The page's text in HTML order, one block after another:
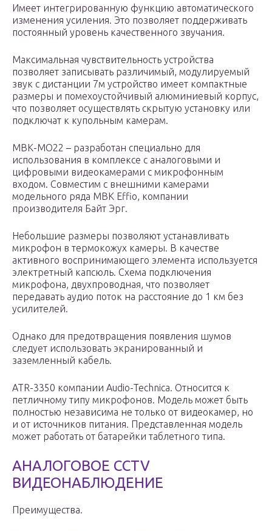
Имеет интегрированную функцию автоматического
изменения усиления. Это позволяет поддерживать
постоянный уровень качественного звучания.
Максимальная чувствительность устройства
позволяет записывать различимый, модулируемый
звук с дистанции 7м устройство имеет компактные
размеры и помехоустойчивый алюминиевый корпус,
что позволяет осуществлять скрытую установку или
подключат к купольным камерам.
МВК-МО22 – разработан специально для
использования в комплексе с аналоговыми и
цифровыми видеокамерами с микрофонным
входом. Совместим с внешними камерами
модельного ряда МВК Effio, компании
производителя Байт Эрг.
Небольшие размеры позволяют устанавливать
микрофон в термокожух камеры. В качестве
активного воспринимающего элемента используется
электретный капсюль. Схема подключения
микрофона, двухпроводная, что позволяет
передавать аудио поток на расстояние до 1 км без
усилителей.
Однако для предотвращения появления шумов
следует использовать экранированный и
заземленный кабель.
ATR-3350 компании Audio-Technica. Относится к
петличному типу микрофонов. Модель может быть
полностью независима не только от видеокамер, но
и от источников питания. Представленная модель
может работать от батарейки таблетного типа.
АНАЛОГОВОЕ CCTV
ВИДЕОНАБЛЮДЕНИЕ
Преимущества.